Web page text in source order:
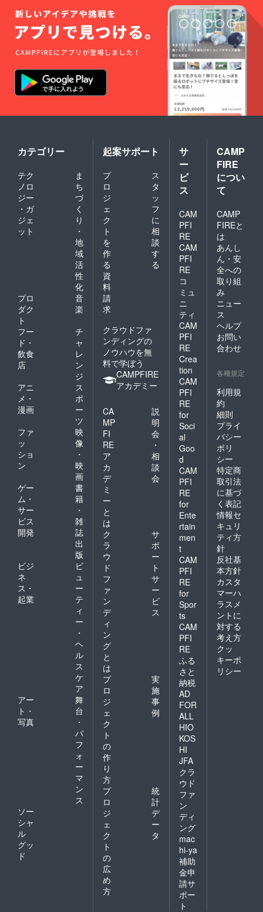
カテゴリー
テク
ノロ
ジー
・ガ
ジェ
ット
ま
ち
づ
く
り
・
地
域
活
性
化
プロ
ダク
ト
音
楽
フー
ド・
飲食
店
チ
ャ
レ
ン
ジ
アニ
メ・
漫画
ス
ポ
ー
ツ
ファ
ッ
ショ
ン
映
像
・
映
画
ゲー
ム・
サー
ビス
開発
書
籍
・
雑
誌
出
版
ビジ
ネ
ス・
起業
ビ
ュ
ー
テ
ィ
ー
・
ヘ
ル
ス
ケ
ア
アー
ト・
写真
舞
台
・
パ
フ
ォ
ー
マ
ン
ス
ソー
シャ
ル
グッ
ド
起案サポート
プ
ロ
ジ
ェ
ク
ト
を
作
る
ス
タ
ッ
フ
に
相
談
す
る
資
料
請
求
クラウドファ
ンディングの
ノウハウを無
料で学ぼう
CAMPFIRE
アカデミー
CA
MP
FI
RE
ア
カ
デ
ミ
ー
と
は
説
明
会
・
相
談
会
ク
ラ
ウ
ド
フ
ァ
ン
デ
ィ
ン
グ
と
は
サ
ポ
ー
ト
サ
ー
ビ
ス
プ
ロ
ジ
ェ
ク
ト
の
作
り
方
実
施
事
例
プ
ロ
ジ
ェ
ク
ト
の
広
め
方
統
計
デ
ー
タ
サ
ー
ビ
ス
CAM
PFI
RE
CAM
PFI
RE
コ
ミュ
ニ
ティ
CAM
PFI
RE
Crea
tion
CAM
PFI
RE
for
Soci
al
Goo
d
CAM
PFI
RE
for
Ente
rtain
men
t
CAM
PFI
RE
for
Spor
ts
CAM
PFI
RE
ふる
さと
納税
AD
FOR
ALL
HIO
KOS
HI
JFA
クラ
ウド
ファ
ン
ディ
ング
mac
hi-ya
補助
金申
請サ
ポー
ト
CAMP
FIRE
につい
て
CAMP
FIREと
は
あんし
ん・安
全への
取り組
み
ニュー
ス
ヘルプ
お問い
合わせ
各種規定
利用規
約
細則
プライ
バシー
ポリ
シー
特定商
取引法
に基づ
く表記
情報セ
キュリ
ティ方
針
反社基
本方針
カスタ
マーハ
ラスメ
ントに
対する
考え方
クッ
キーポ
リシー